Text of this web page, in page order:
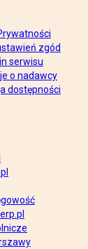
zgód
serwisu
o nadawcy
dostępności